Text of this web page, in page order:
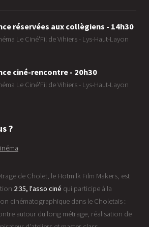
réservées aux collègiens - 14h30
Le Ciné'Fil de Vihiers - Lys-Haut-Layon
ciné-rencontre - 20h30
Le Ciné'Fil de Vihiers - Lys-Haut-Layon
?
de Cholet, le Hotmilk Film Makers, est
2:35, l'asso ciné qui participe à la
cinématographique dans le Choletais :
autour du long métrage, réalisation de